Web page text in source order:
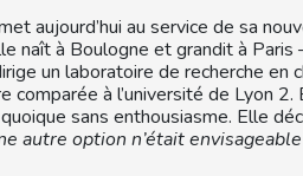
aujourd’hui au service de sa
naît à Boulogne et grandit à
un laboratoire de recherche en
à l’université de Lyon 2.
sans enthousiasme. Elle
autre option n’était